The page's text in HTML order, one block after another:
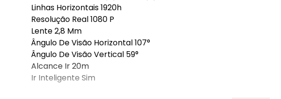
Linhas Horizontais 1920h
Resolução Real 1080 P
Lente 2,8 Mm
Ângulo De Visão Horizontal 107°
Ângulo De Visão Vertical 59°
Alcance Ir 20m
Ir Inteligente Sim